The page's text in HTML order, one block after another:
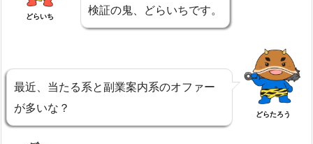
どらいち
検証の鬼、どらいちです。
最近、当たる系と副業案内系のオファー
が多いな？
どらたろう